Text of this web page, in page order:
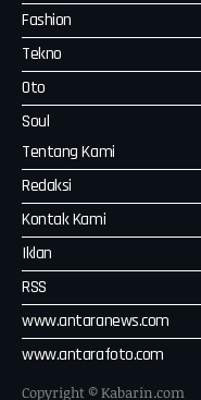
Fashion
Tekno
Oto
Soul
Tentang Kami
Redaksi
Kontak Kami
Iklan
RSS
www.antaranews.com
www.antarafoto.com
Copyright © Kabarin.com